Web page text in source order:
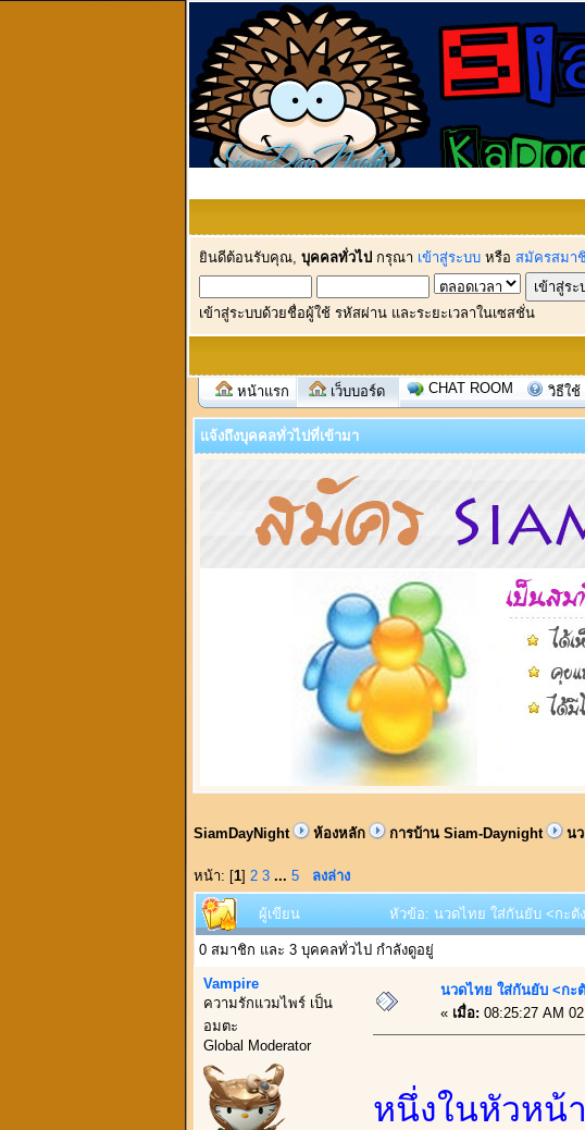
ยินดีต้อนรับคุณ, บุคคลทั่วไป กรุณา เข้าสู่ระบบ หรือ สมัครสมา
เข้าสู่ระบบด้วยชื่อผู้ใช้ รหัสผ่าน และระยะเวลาในเซสชั่น
หน้าแรก เว็บบอร์ด CHAT ROOM วิธีใช้
แจ้งถึงบุคคลทั่วไปที่เข้ามา
SiamDayNight ห้องหลัก การบ้าน Siam-Daynight น
หน้า: [1] 2 3 ... 5 ลงล่าง
ผู้เขียน หัวข้อ: นวดไทย ใส่กันยับ <กะตั
0 สมาชิก และ 3 บุคคลทั่วไป กำลังดูอยู่
Vampire
ความรักแวมไพร์ เป็น
อมตะ
Global Moderator
นวดไทย ใส่กันยับ <กะ
« เมื่อ: 08:25:27 AM
หนึ่งในหัวหน้